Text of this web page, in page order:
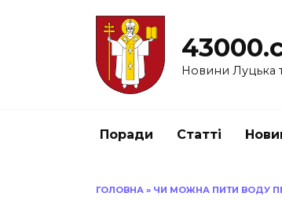
Новини Луцька
Поради Статті
ГОЛОВНА » ЧИ МОЖНА ПИТИ ВОДУ